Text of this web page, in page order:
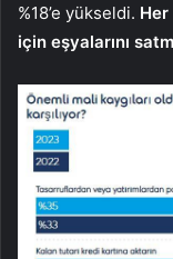
%18’e yükseldi.
için eşyalarını